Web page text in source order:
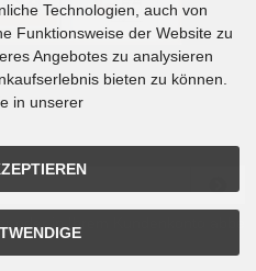
Technologien, auch von
Funktionsweise der Website zu
Angebotes zu analysieren
bieten zu können.
in unserer